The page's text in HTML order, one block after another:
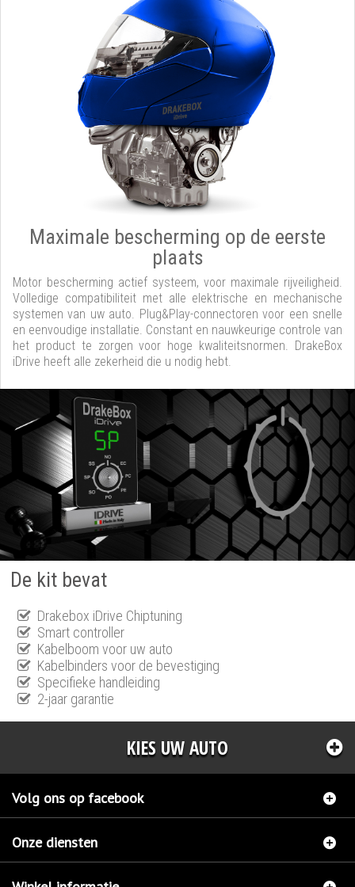
Maximale bescherming op de eerste
plaats
Motor bescherming actief systeem, voor maximale rijveiligheid.
Volledige compatibiliteit met alle elektrische en mechanische
systemen van uw auto. Plug&Play-connectoren voor een snelle
en eenvoudige installatie. Constant en nauwkeurige controle van
het product te zorgen voor hoge kwaliteitsnormen. DrakeBox
iDrive heeft alle zekerheid die u nodig hebt.
De kit bevat
Drakebox iDrive Chiptuning
Smart controller
Kabelboom voor uw auto
Kabelbinders voor de bevestiging
Specifieke handleiding
2-jaar garantie
KIES UW AUTO
Volg ons op facebook
Onze diensten